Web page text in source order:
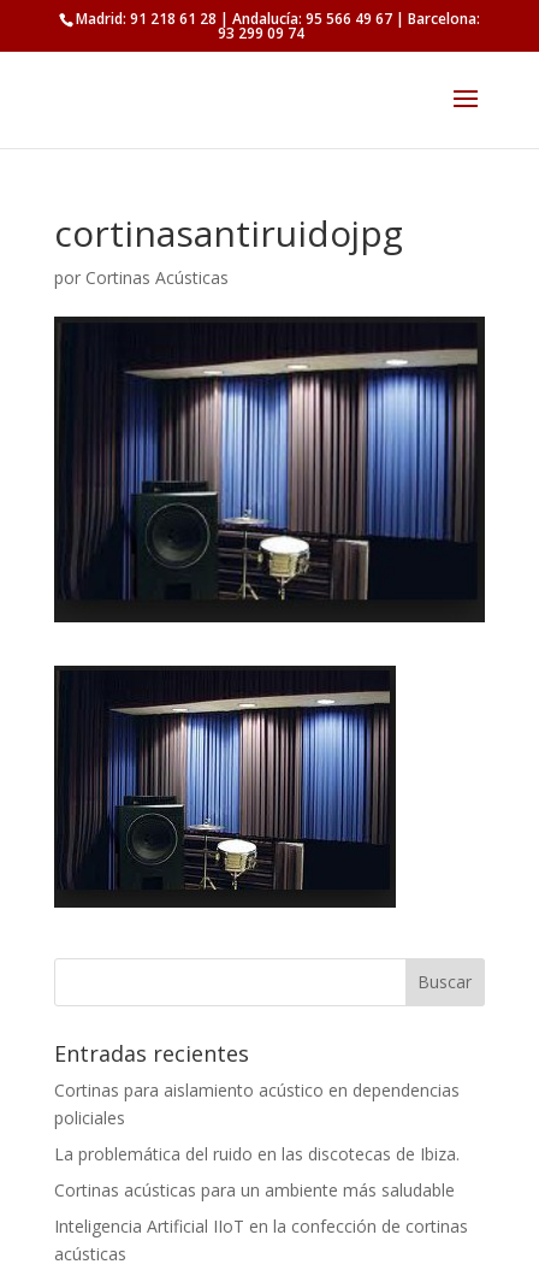
Madrid: 91 218 61 28 | Andalucía: 95 566 49 67 | Barcelona:
93 299 09 74
cortinasantiruidojpg
por Cortinas Acústicas
Entradas recientes
Cortinas para aislamiento acústico en dependencias
policiales
La problemática del ruido en las discotecas de Ibiza.
Cortinas acústicas para un ambiente más saludable
Inteligencia Artificial IIoT en la confección de cortinas
acústicas